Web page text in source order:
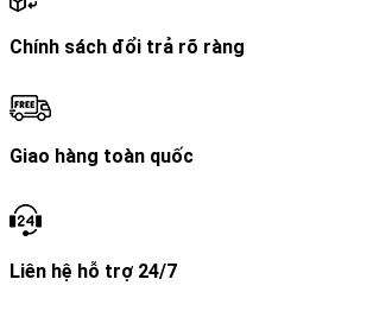
Chính sách đổi trả rõ ràng
Giao hàng toàn quốc
Liên hệ hỗ trợ 24/7